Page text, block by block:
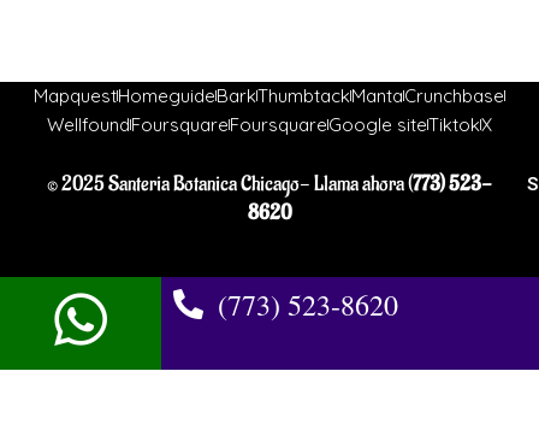
MapquestHomeguideBarkThumbtackMantaCrunchbase
WellfoundFoursquareFoursquareGoogle siteTiktokX
© 2025 Santeria Botanica Chicago- Llama ahora (773) 523-
8620
(773) 523-8620